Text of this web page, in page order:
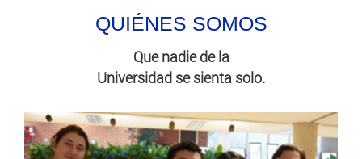
QUIÉNES SOMOS
Que nadie de la
Universidad se sienta solo.